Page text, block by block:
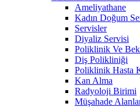
Ameliyathane
Kadın Doğum
Servisler
Diyaliz Servisi
Poliklinik Ve
Diş Polikliniği
Poliklinik Hasta
Kan Alma
Radyoloji Birimi
Müşahade